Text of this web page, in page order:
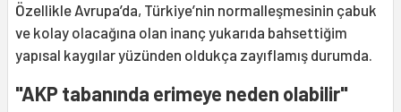
Özellikle Avrupa’da, Türkiye’nin normalleşmesinin çabuk
ve kolay olacağına olan inanç yukarıda bahsettiğim
yapısal kaygılar yüzünden oldukça zayıflamış durumda.
"AKP tabanında erimeye neden olabilir"